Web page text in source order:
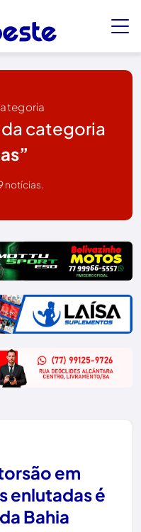
categoria
notícias.
em
enlutadas é
Bahia